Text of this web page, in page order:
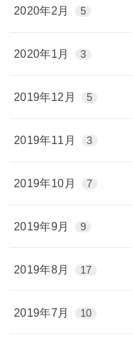
2020年2月 5
2020年1月 3
2019年12月 5
2019年11月 3
2019年10月 7
2019年9月 9
2019年8月 17
2019年7月 10